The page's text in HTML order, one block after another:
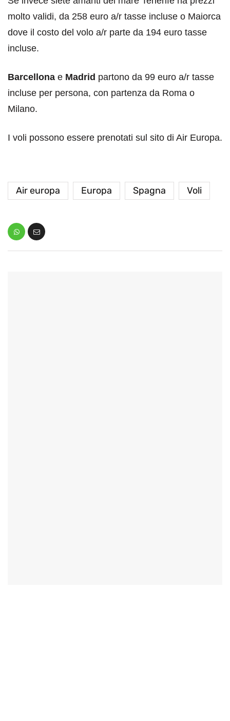
molto validi, da 258 euro a/r tasse incluse o Maiorca
dove il costo del volo a/r parte da 194 euro tasse
incluse.
Barcellona e Madrid partono da 99 euro a/r tasse
incluse per persona, con partenza da Roma o
Milano.
I voli possono essere prenotati sul sito di Air Europa.
Air europa Europa Spagna Voli